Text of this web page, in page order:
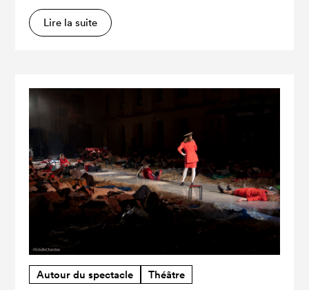
Lire la suite
Autour du spectacle Théâtre